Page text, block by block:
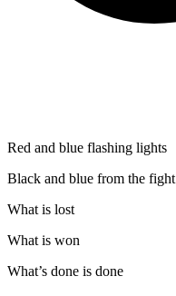
Red and blue flashing lights
Black and blue from the fight
What is lost
What is won
What’s done is done